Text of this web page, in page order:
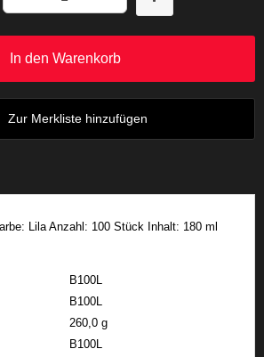
In den Warenkorb
Zur Merkliste hinzufügen
Lila Anzahl: 100 Stück Inhalt: 180 ml
B100L
B100L
260,0 g
B100L